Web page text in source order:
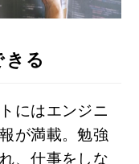
きる
にはエンジニ
が満載。勉強
、仕事をしな